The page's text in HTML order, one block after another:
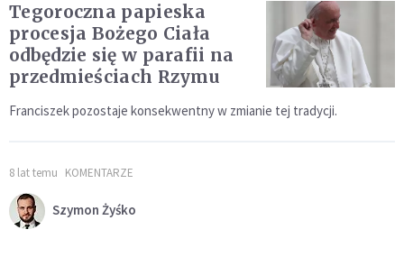
Tegoroczna papieska
procesja Bożego Ciała
odbędzie się w parafii na
przedmieściach Rzymu
Franciszek pozostaje konsekwentny w zmianie tej tradycji.
8 lat temu KOMENTARZE
Szymon Żyśko